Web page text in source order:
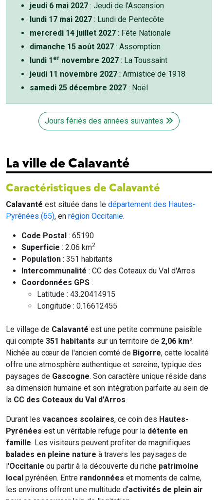
jeudi 6 mai 2027 : Jeudi de l'Ascension
lundi 17 mai 2027 : Lundi de Pentecôte
mercredi 14 juillet 2027 : Fête Nationale
dimanche 15 août 2027 : Assomption
lundi 1 er novembre 2027 : La Toussaint
jeudi 11 novembre 2027 : Armistice de 1918
samedi 25 décembre 2027 : Noël
Jours fériés des années suivantes
La ville de Calavanté
Caractéristiques de Calavanté
Calavanté est située dans le département des Hautes-
Pyrénées (65), en région Occitanie.
Code Postal : 65190
Superficie : 2.06 km2
Population : 351 habitants
Intercommunalité : CC des Coteaux du Val d'Arros
Coordonnées GPS :
Latitude : 43.20414915
Longitude : 0.16612455
Le village de Calavanté est une petite commune paisible
qui compte 351 habitants sur un territoire de 2,06 km².
Nichée au cœur de l'ancien comté de Bigorre, cette localité
offre une atmosphère authentique et sereine, typique des
paysages de Gascogne. Son caractère unique réside dans
sa dimension humaine et son intégration parfaite au sein de
la CC des Coteaux du Val d'Arros.
Durant les vacances scolaires, ce coin des Hautes-
Pyrénées est un véritable refuge pour la détente en
famille. Les visiteurs peuvent profiter de magnifiques
balades en pleine nature à travers les paysages de
l'Occitanie ou partir à la découverte du riche patrimoine
local pyrénéen. Entre randonnées et moments de calme,
les environs offrent une multitude d'activités de plein air